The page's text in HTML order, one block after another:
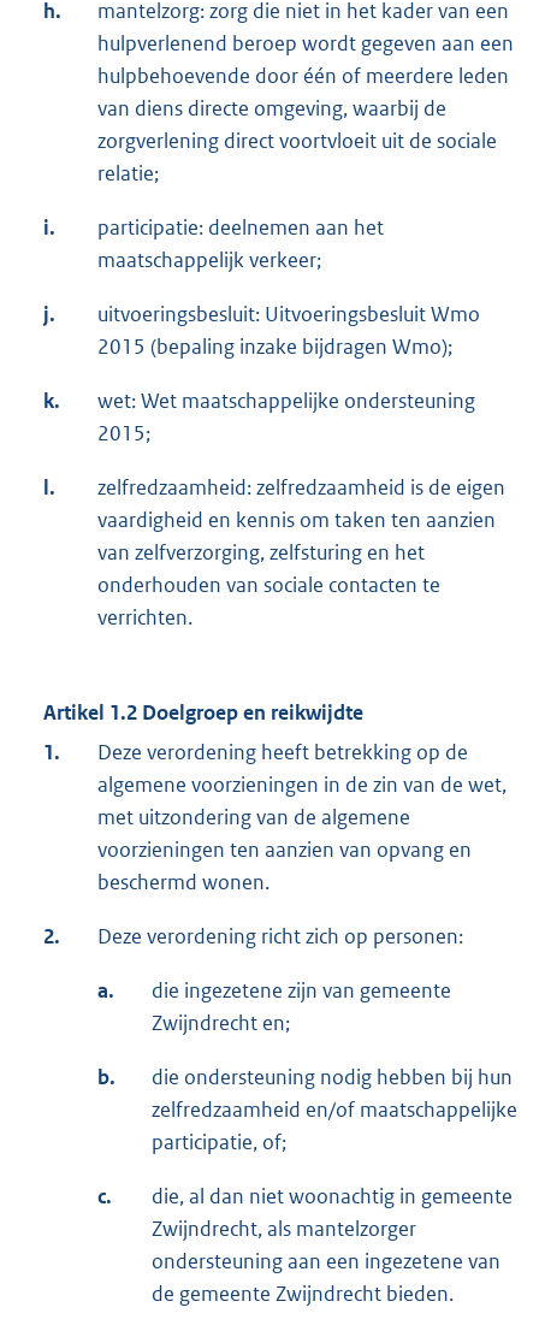
h.
mantelzorg: zorg die niet in het kader van een
hulpverlenend beroep wordt gegeven aan een
hulpbehoevende door één of meerdere leden
van diens directe omgeving, waarbij de
zorgverlening direct voortvloeit uit de sociale
relatie;
i.
participatie: deelnemen aan het
maatschappelijk verkeer;
j.
uitvoeringsbesluit: Uitvoeringsbesluit Wmo
2015 (bepaling inzake bijdragen Wmo);
k.
wet: Wet maatschappelijke ondersteuning
2015;
l.
zelfredzaamheid: zelfredzaamheid is de eigen
vaardigheid en kennis om taken ten aanzien
van zelfverzorging, zelfsturing en het
onderhouden van sociale contacten te
verrichten.
Artikel 1.2 Doelgroep en reikwijdte
1.
Deze verordening heeft betrekking op de
algemene voorzieningen in de zin van de wet,
met uitzondering van de algemene
voorzieningen ten aanzien van opvang en
beschermd wonen.
2. Deze verordening richt zich op personen:
a.
die ingezetene zijn van gemeente
Zwijndrecht en;
b.
die ondersteuning nodig hebben bij hun
zelfredzaamheid en/of maatschappelijke
participatie, of;
c.
die, al dan niet woonachtig in gemeente
Zwijndrecht, als mantelzorger
ondersteuning aan een ingezetene van
de gemeente Zwijndrecht bieden.